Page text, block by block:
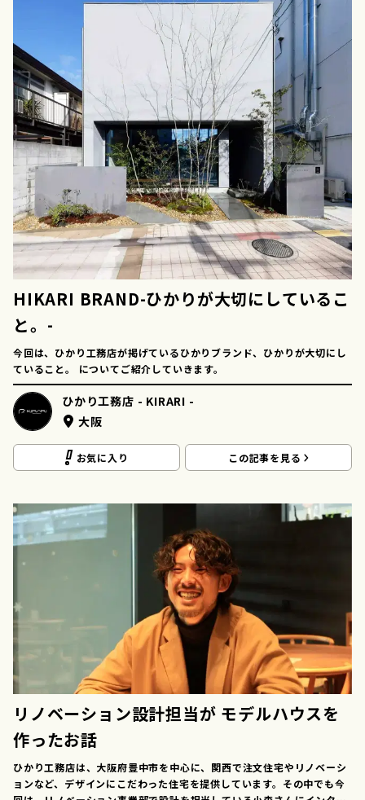
HIKARI BRAND-ひかりが大切にしているこ
と。-
今回は、ひかり工務店が掲げているひかりブランド、ひかりが大切にし
ていること。 についてご紹介していきます。
ひかり工務店 - KIRARI -
大阪
お気に入り この記事を見る
リノベーション設計担当が モデルハウスを
作ったお話
ひかり工務店は、大阪府豊中市を中心に、関西で注文住宅やリノベーシ
ョンなど、デザインにこだわった住宅を提供しています。その中でも今